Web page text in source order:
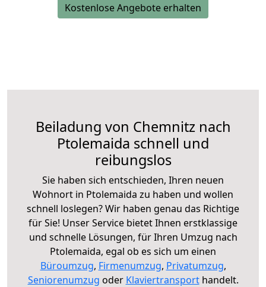
Kostenlose Angebote erhalten
Beiladung von Chemnitz nach
Ptolemaida schnell und
reibungslos
Sie haben sich entschieden, Ihren neuen
Wohnort in Ptolemaida zu haben und wollen
schnell loslegen? Wir haben genau das Richtige
für Sie! Unser Service bietet Ihnen erstklassige
und schnelle Lösungen, für Ihren Umzug nach
Ptolemaida, egal ob es sich um einen
Büroumzug, Firmenumzug, Privatumzug,
Seniorenumzug oder Klaviertransporthandelt.